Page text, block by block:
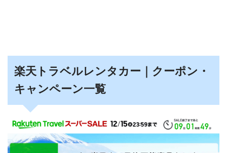
楽天トラベルレンタカー｜クーポン・
キャンペーン一覧